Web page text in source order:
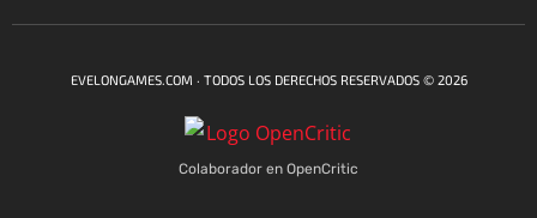
EVELONGAMES.COM · TODOS LOS DERECHOS RESERVADOS © 2026
Colaborador en OpenCritic